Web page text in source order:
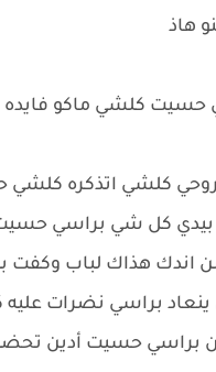
هاذ
كلشي ماكو فايده
كلشي اتذكره
كل شي براسي حسيت
براسي نضرات
براسي حسيت أدين